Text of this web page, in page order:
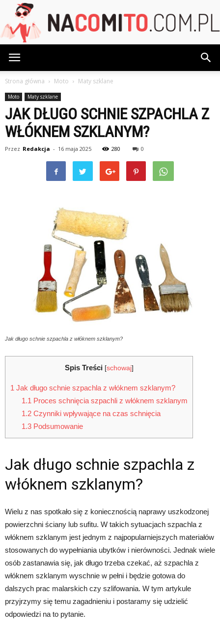
Strona główna Moto Maty szklane
Moto Maty szklane
JAK DŁUGO SCHNIE SZPACHLA Z
WŁÓKNEM SZKLANYM?
Przez Redakcja - 16 maja 2025 280 0
Jak długo schnie szpachla z włóknem szklanym?
Spis Treści [schowaj]
1 Jak długo schnie szpachla z włóknem szklanym?
1.1Proces schnięcia szpachli z włóknem szklanym
1.2Czynniki wpływające na czas schnięcia
1.3Podsumowanie
Jak długo schnie szpachla z
włóknem szklanym?
Wielu z nas spotkało się z koniecznością naprawy uszkodzonej
powierzchni ściany lub sufitu. W takich sytuacjach szpachla z
włóknem szklanym jest jednym z najpopularniejszych materiałów
stosowanych do wypełniania ubytków i nierówności. Jednak wiele
osób zastanawia się, jak długo trzeba czekać, aż szpachla z
włóknem szklanym wyschnie w pełni i będzie gotowa do
dalszych prac malarskich czy szlifowania. W tym artykule
przyjrzymy się temu zagadnieniu i postaramy się udzielić
odpowiedzi na to pytanie.